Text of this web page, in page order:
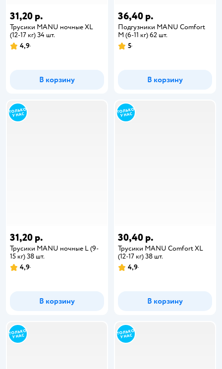
31,20 р.
Трусики MANU ночные XL
(12-17 кг) 34 шт.
4,9
В корзину
36,40 р.
Подгузники MANU Comfort
M (6-11 кг) 62 шт.
5
В корзину
31,20 р.
Трусики MANU ночные L (9-
15 кг) 38 шт.
4,9
В корзину
30,40 р.
Трусики MANU Comfort XL
(12-17 кг) 38 шт.
4,9
В корзину